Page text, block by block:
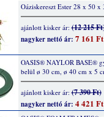
Oáziskereszt Ester 28 x 50 x
ajánlott kisker ár:(12 215
nagyker nettó ár: 7 161 Ft
OASIS® NAYLOR BASE®
belül ø 30 cm, ø 40 cm x 5
ajánlott kisker ár:(7 390 Ft)
nagyker nettó ár: 4 421 Ft